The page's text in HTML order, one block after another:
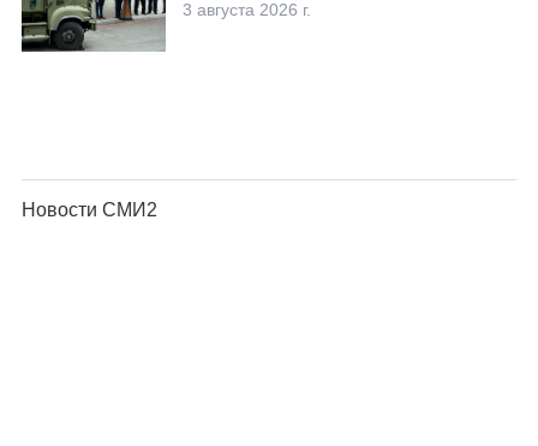
3 августа 2026 г.